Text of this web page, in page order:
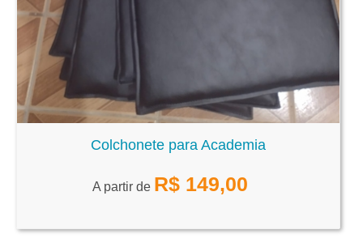
Colchonete para Academia
A partir de R$ 149,00